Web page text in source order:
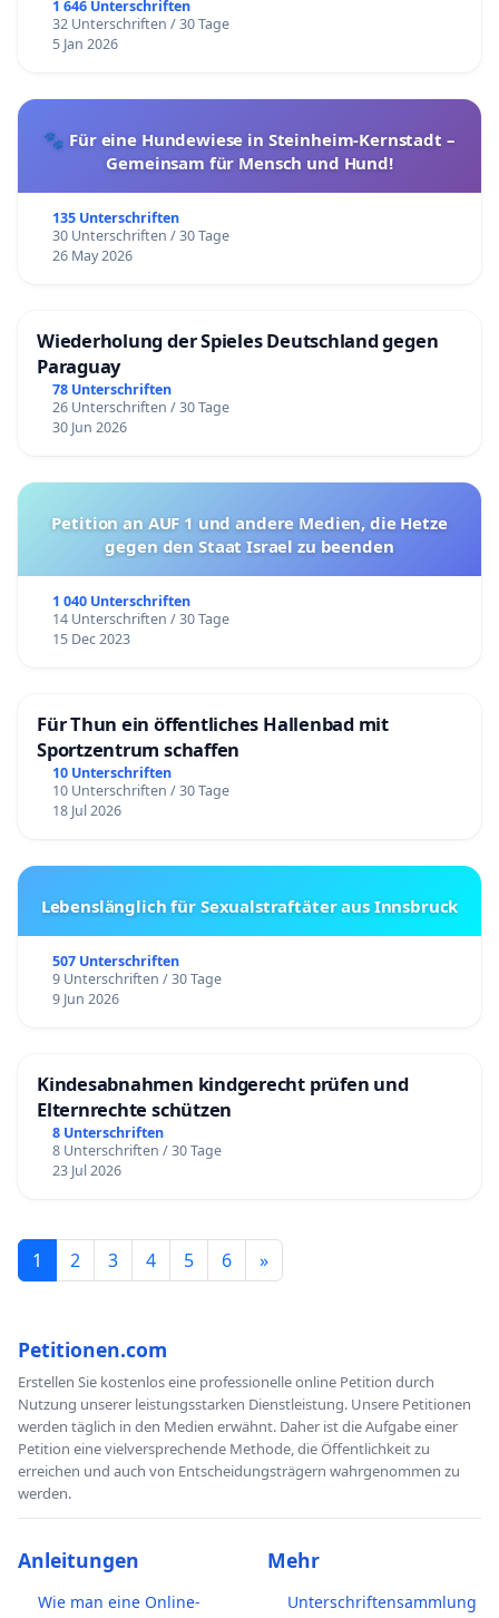
1 646 Unterschriften
32 Unterschriften / 30 Tage
5 Jan 2026
🐾 Für eine Hundewiese in Steinheim-Kernstadt –
Gemeinsam für Mensch und Hund!
135 Unterschriften
30 Unterschriften / 30 Tage
26 May 2026
Wiederholung der Spieles Deutschland gegen
Paraguay
78 Unterschriften
26 Unterschriften / 30 Tage
30 Jun 2026
Petition an AUF 1 und andere Medien, die Hetze
gegen den Staat Israel zu beenden
1 040 Unterschriften
14 Unterschriften / 30 Tage
15 Dec 2023
Für Thun ein öffentliches Hallenbad mit
Sportzentrum schaffen
10 Unterschriften
10 Unterschriften / 30 Tage
18 Jul 2026
Lebenslänglich für Sexualstraftäter aus Innsbruck
507 Unterschriften
9 Unterschriften / 30 Tage
9 Jun 2026
Kindesabnahmen kindgerecht prüfen und
Elternrechte schützen
8 Unterschriften
8 Unterschriften / 30 Tage
23 Jul 2026
1 2 3 4 5 6 »
Petitionen.com
Erstellen Sie kostenlos eine professionelle online Petition durch
Nutzung unserer leistungsstarken Dienstleistung. Unsere Petitionen
werden täglich in den Medien erwähnt. Daher ist die Aufgabe einer
Petition eine vielversprechende Methode, die Öffentlichkeit zu
erreichen und auch von Entscheidungsträgern wahrgenommen zu
werden.
Anleitungen
Wie man eine Online-
Mehr
Unterschriftensammlung